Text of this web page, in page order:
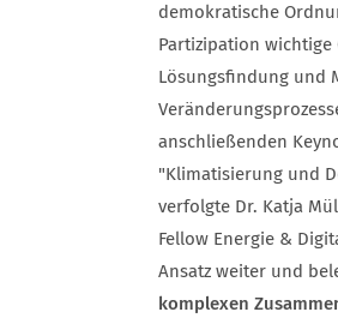
demokratische
Partizipation wichtige
Lösungsfindung und
anschließenden
"Klimatisierung und
verfolgte Dr. Katja
Fellow Energie &
Ansatz weiter und
komplexen